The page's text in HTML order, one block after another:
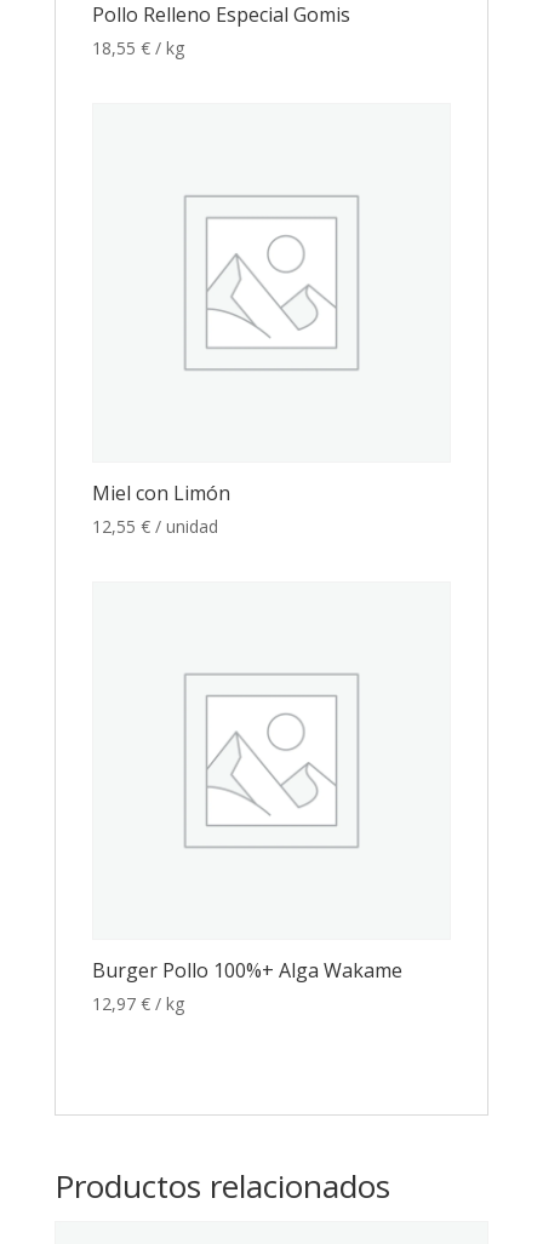
Pollo Relleno Especial Gomis
18,55 € / kg
Miel con Limón
12,55 € / unidad
Burger Pollo 100%+ Alga Wakame
12,97 € / kg
Productos relacionados